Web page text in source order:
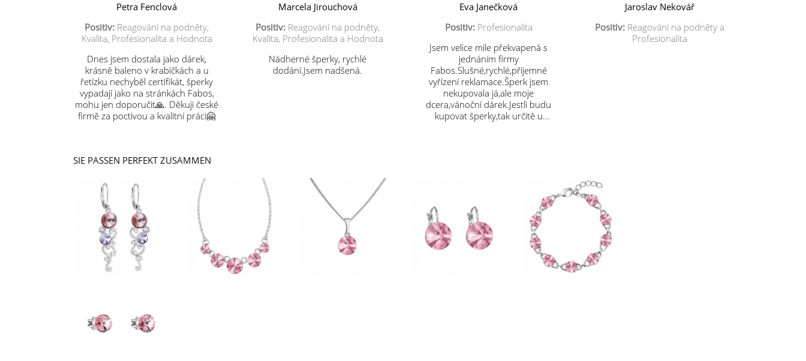
Petra Fenclová
Positiv: Reagování na podněty,
Kvalita, Profesionalita a Hodnota
Dnes jsem dostala jako dárek,
krásně baleno v krabičkách a u
řetízku nechyběl certifikát, šperky
vypadají jako na stránkách Fabos,
mohu jen doporučit🙏. Děkuji české
firmě za poctivou a kvalitní práci🤗
Marcela Jirouchová
Positiv: Reagování na podněty,
Kvalita, Profesionalita a Hodnota
Nádherné šperky, rychlé
dodání.Jsem nadšená.
Eva Janečková
Positiv:Profesionalita
Jsem velice mile překvapená s
jednáním firmy
Fabos.Slušné,rychlé,přijemné
vyřízení reklamace.Šperk jsem
nekupovala já,ale moje
dcera,vánoční dárek.Jestli budu
kupovat šperky,tak určitě u
Jaroslav Nekovář
Positiv:Reagování na podněty a
Profesionalita
SIE PASSEN PERFEKT ZUSAMMEN